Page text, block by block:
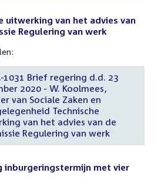
uitwerking van het advies van
Regulering van werk
1031 Brief regering d.d. 23
2020 - W. Koolmees,
van Sociale Zaken en
Technische
van het advies van de
Regulering van werk
inburgeringstermijn met vier